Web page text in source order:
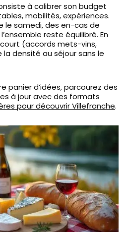
à calibrer son budget
mobilités, expériences.
le samedi, des en-cas de
reste équilibré. En
(accords mets-vins,
densité au séjour sans le
panier d’idées, parcourez des
à jour avec des formats
pour découvrir Villefranche.